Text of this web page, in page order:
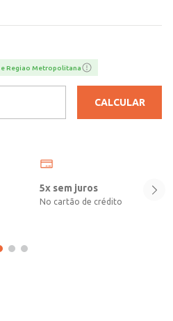
gola redonda reforçada
de estilo para seu
100% algodão
Regiao Metropolitana
CALCULAR
5x sem juros
No cartão de crédito